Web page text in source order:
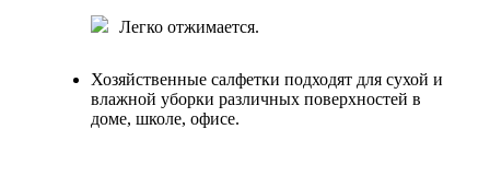
Легко отжимается.
Хозяйственные салфетки подходят для сухой и
влажной уборки различных поверхностей в
доме, школе, офисе.